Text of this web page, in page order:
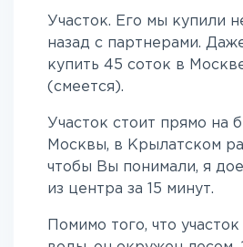
Участок. Его мы купили
назад с партнерами.
купить 45 соток в
(смеется).
Участок стоит прямо на
Москвы, в Крылатском
чтобы Вы понимали, я
из центра за 15 минут.
Помимо того, что